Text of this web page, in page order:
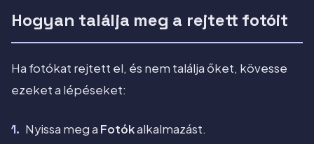
Hogyan találja meg a rejtett fotóit
Ha fotókat rejtett el, és nem találja őket, kövesse
ezeket a lépéseket:
Nyissa meg a Fotókalkalmazást.